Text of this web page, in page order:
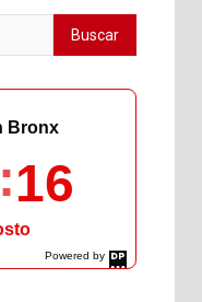
Powered by
DaysPedia.com
Bronx
17